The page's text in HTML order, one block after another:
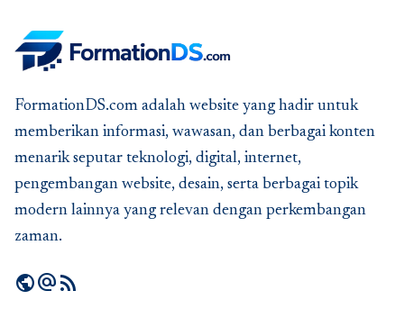
FormationDS.com adalah website yang hadir untuk
memberikan informasi, wawasan, dan berbagai konten
menarik seputar teknologi, digital, internet,
pengembangan website, desain, serta berbagai topik
modern lainnya yang relevan dengan perkembangan
zaman.
publicalternate_emailrss_feed